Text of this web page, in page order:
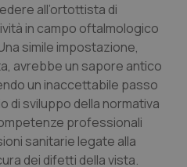
& Testa Collo
all’ortottista di
in campo oftalmologico
simile impostazione,
avrebbe un sapore antico
un inaccettabile passo
di sviluppo della normativa
professionali
sanitarie legate alla
dei difetti della vista.